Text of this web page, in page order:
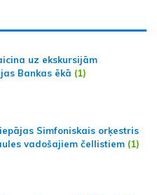
uz ekskursijām
Bankas ēkā (1)
Simfoniskais orķestris
vadošajiem čellistiem (1)